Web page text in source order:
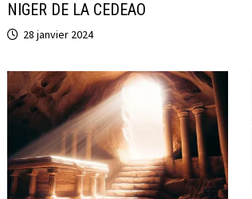
NIGER DE LA CEDEAO
28 janvier 2024